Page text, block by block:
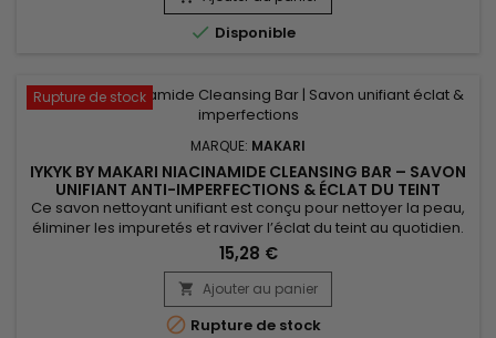
reconnus pour leurs propriétés protectrices et
adoucissantes. Sa...
 Disponible
Rupture de stock
MARQUE: MAKARI
IYKYK BY MAKARI NIACINAMIDE CLEANSING BAR – SAVON
UNIFIANT ANTI-IMPERFECTIONS & ÉCLAT DU TEINT
Ce savon nettoyant unifiant est conçu pour nettoyer la peau,
éliminer les impuretés et raviver l’éclat du teint au quotidien.
Makari Niacinamide Cleansing Bar associe le beurre de
karité, reconnu pour ses propriétés nourrissantes, au
niacinamide, qui aide à lisser la peau et à rééquilibrer
visiblement le teint. Enrichi en guarana tonifiant et en...
15,28 €
 Ajouter au panier
 Rupture de stock